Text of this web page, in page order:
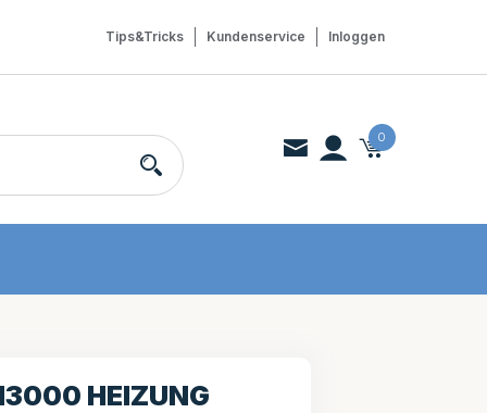
Inloggen
Kundenservice
Tips&Tricks
0
HEIZUNG